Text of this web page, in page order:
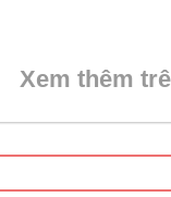
Xem thêm